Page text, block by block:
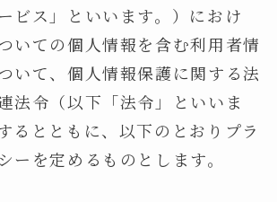
ビス」といいます。）におけ
いての個人情報を含む利用者情
いて、個人情報保護に関する法
法令（以下「法令」といいま
るとともに、以下のとおりプラ
ーを定めるものとします。